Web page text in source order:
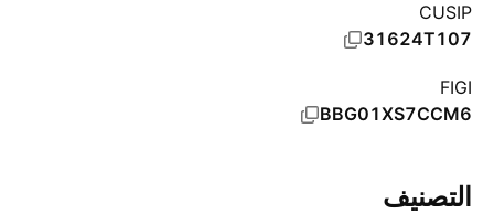
CUSIP
31624T107
FIGI
BBG01XS7CCM6
التصنيف